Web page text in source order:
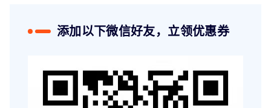
添加以下微信好友，立领优惠券